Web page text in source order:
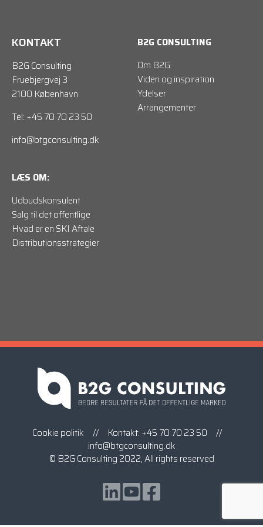
KONTAKT
B2G Consulting
Fruebjergvej 3
2100 København
Tel: +45 70 70 23 50
info@btgconsulting.dk
B2G CONSULTING
Om B2G
Viden og inspiration
Ydelser
Arrangementer
LÆS OM:
Udbudskonsulent
Salg til det offentlige
Hvad er en SKI Aftale
Distributionsstrategier
Cookie politik // Kontakt: +45 70 70 23 50 //
info@btgconsulting.dk
© B2G Consulting 2022, All rights reserved